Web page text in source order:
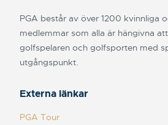
PGA består av över 1200 kvinnliga
medlemmar som alla är hängivna
golfspelaren och golfsporten med
utgångspunkt.
Externa länkar
PGA Tour